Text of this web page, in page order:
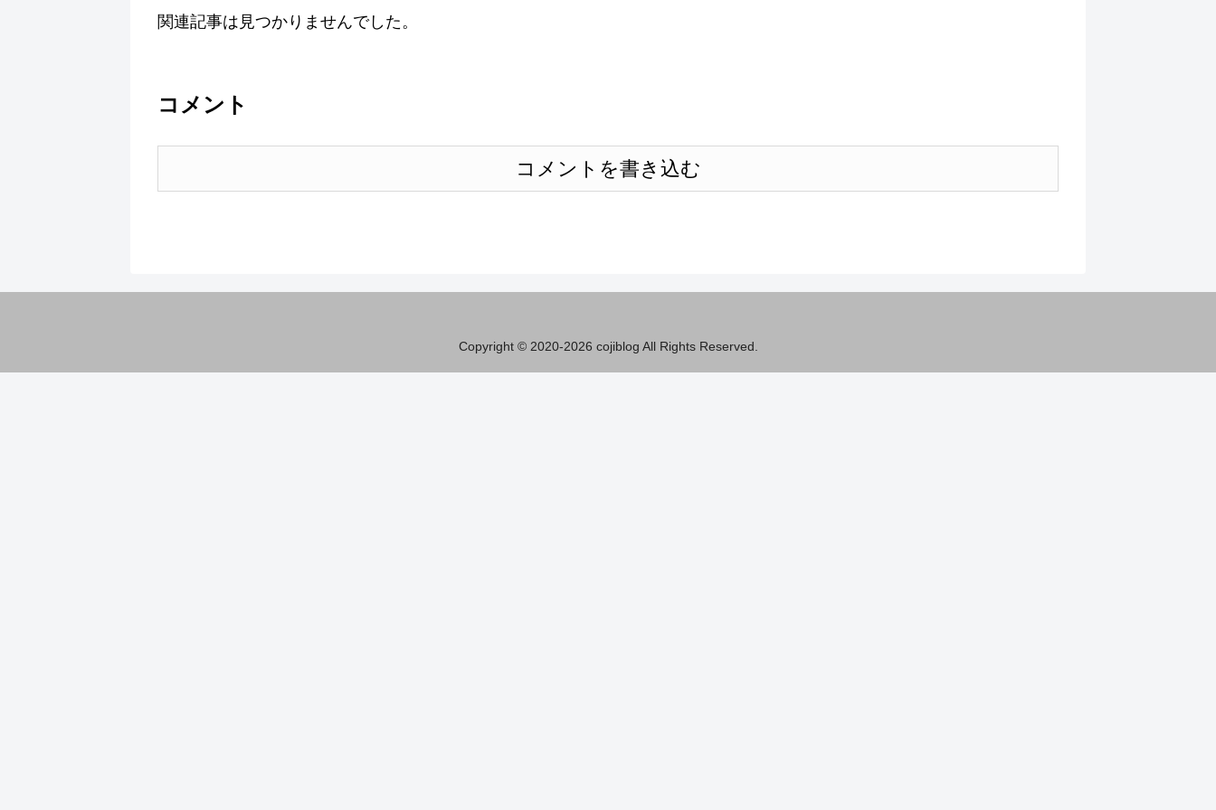
関連記事は見つかりませんでした。
コメント
コメントを書き込む
Copyright © 2020-2026 cojiblog All Rights Reserved.